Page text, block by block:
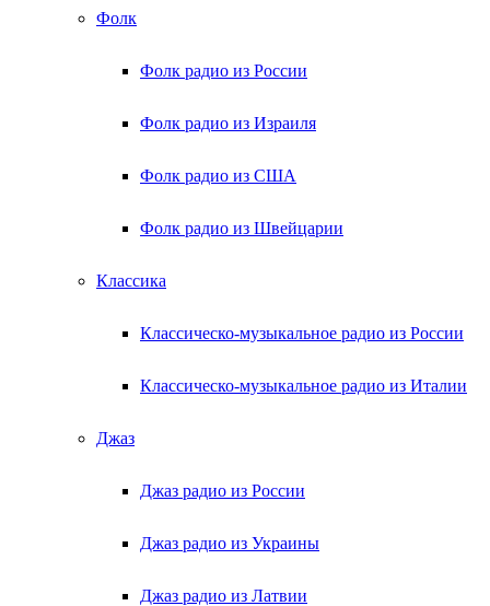
Фолк
Фолк радио из России
Фолк радио из Израиля
Фолк радио из США
Фолк радио из Швейцарии
Классика
Классическо-музыкальное радио из России
Классическо-музыкальное радио из Италии
Джаз
Джаз радио из России
Джаз радио из Украины
Джаз радио из Латвии